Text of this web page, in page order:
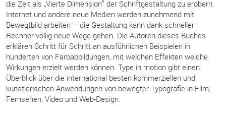
die Zeit als „Vierte Dimension” der Schriftgestaltung zu erobern.
Internet und andere neue Medien werden zunehmend mit
Bewegtbild arbeiten – die Gestaltung kann dank schneller
Rechner völlig neue Wege gehen. Die Autoren dieses Buches
erklären Schritt für Schritt an ausführlichen Beispielen in
hunderten von Farbabbildungen, mit welchen Effekten welche
Wirkungen erzielt werden können. Type in motion gibt einen
Überblick über die international besten kommerziellen und
künstlerischen Anwendungen von bewegter Typografie in Film,
Fernsehen, Video und Web-Design.